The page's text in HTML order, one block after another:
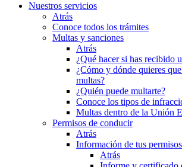
Nuestros servicios
Atrás
Conoce todos los trámites
Multas y sanciones
Atrás
¿Qué hacer si has recibido
¿Cómo y dónde quieres
multas?
¿Quién puede multarte?
Conoce los tipos de
Multas dentro de la Unión
Permisos de conducir
Atrás
Información de tus
Atrás